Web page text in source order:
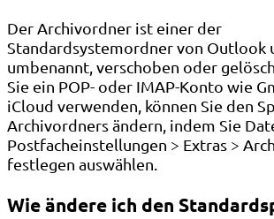
Der Archivordner ist einer der
Standardsystemordner von Outlook
umbenannt, verschoben oder
Sie ein POP- oder IMAP-Konto wie
iCloud verwenden, können Sie den
Archivordners ändern, indem Sie
Postfacheinstellungen > Extras >
festlegen auswählen.
Wie ändere ich den